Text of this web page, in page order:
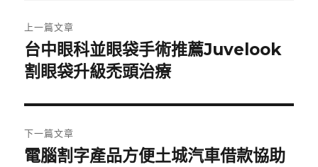
章
導
覽
上一篇文章
上
一
文
章:
台中眼科並眼袋手術推薦Juvelook
割眼袋升級禿頭治療
下一篇文章
下
電腦割字產品方便土城汽車借款協助